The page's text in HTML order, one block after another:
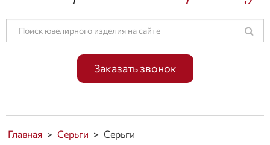
Заказать звонок
Главная > Серьги > Серьги